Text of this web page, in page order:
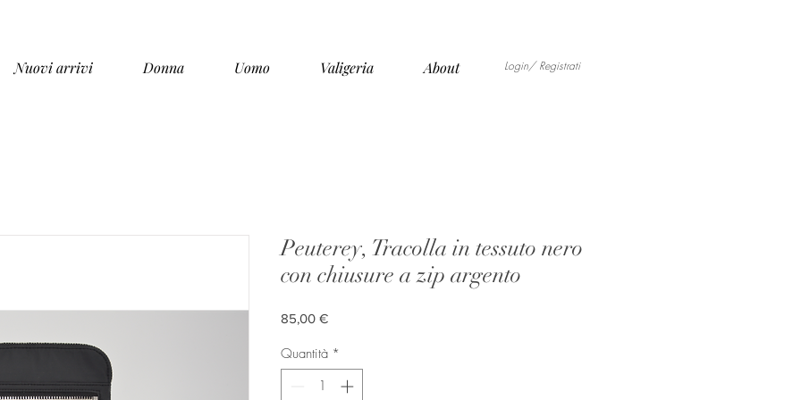
Nuovi arrivi Donna Uomo Valigeria About Login/ Registrati
Peuterey, Tracolla in tessuto nero
con chiusure a zip argento
85,00 €Prezzo
Quantità *